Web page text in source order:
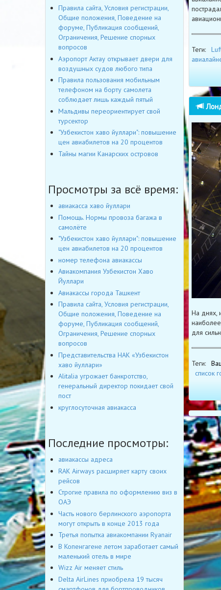
Теги:
На днях,
для
Теги:
список
Правила сайта, Условия регистрации,
Общие положения, Поведение на
форуме, Публикация сообщений,
Ограничения, Решение спорных
вопросов
Аэропорт Актау открывает двери для
воздушных судов любого типа
Правила пользования мобильным
телефоном на борту самолета
соблюдает лишь каждый пятый
Мальдивы переориентирует свой
турсектор
"Узбекистон хаво йуллари": повышение
цен авиабилетов на 20 процентов
Тайны магии Канарских островов
Просмотры за всё время:
авиакасса хаво йуллари
Помощь. Нормы провоза багажа в
самолёте
"Узбекистон хаво йуллари": повышение
цен авиабилетов на 20 процентов
номер телефона авиакассы
Авиакомпания Узбекистон Хаво
Йуллари
Авиакассы города Ташкент
Правила сайта, Условия регистрации,
Общие положения, Поведение на
форуме, Публикация сообщений,
Ограничения, Решение спорных
вопросов
Представительства НАК «Узбекистон
хаво йуллари»
Alitalia угрожает банкротство,
генеральный директор покидает свой
пост
круглосуточная авиакасса
Последние просмотры:
авиакассы адреса
RAK Airways расширяет карту своих
рейсов
Строгие правила по оформлению виз в
ОАЭ
Часть нового берлинского аэропорта
могут открыть в конце 2013 года
Третья попытка авиакомпании Ryanair
В Копенгагене летом заработает самый
маленький отель в мире
Wizz Air меняет стиль
Delta AirLines приобрела 19 тысяч